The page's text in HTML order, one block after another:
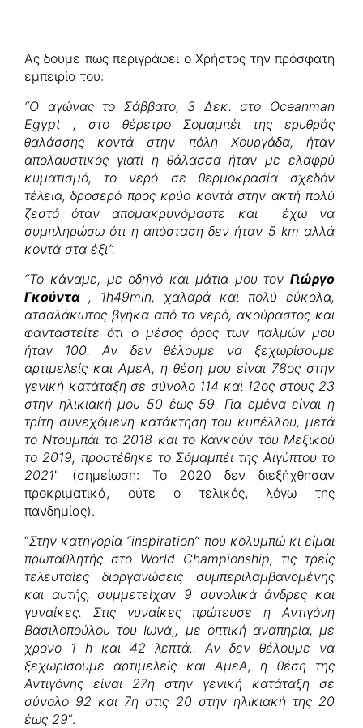
Ας δουμε πως περιγράφει ο Χρήστος την πρόσφατη
εμπειρία του:
“Ο αγώνας το Σάββατο, 3 Δεκ. στο Oceanman
Egypt , στο θέρετρο Σομαμπέι της ερυθράς
θαλάσσης κοντά στην πόλη Χουργάδα, ήταν
απολαυστικός γιατί η θάλασσα ήταν με ελαφρύ
κυματισμό, το νερό σε θερμοκρασία σχεδόν
τέλεια, δροσερό προς κρύο κοντά στην ακτή πολύ
ζεστό όταν απομακρυνόμαστε και έχω να
συμπληρώσω ότι η απόσταση δεν ήταν 5 km αλλά
κοντά στα έξι”.
“Το κάναμε, με οδηγό και μάτια μου τον Γιώργο
Γκούντα, 1h49min, χαλαρά και πολύ εύκολα,
ατσαλάκωτος βγήκα από το νερό, ακούραστος και
φανταστείτε ότι ο μέσος όρος των παλμών μου
ήταν 100. Αν δεν θέλουμε να ξεχωρίσουμε
αρτιμελείς και ΑμεΑ, η θέση μου είναι 78ος στην
γενική κατάταξη σε σύνολο 114 και 12ος στους 23
στην ηλικιακή μου 50 έως 59. Για εμένα είναι η
τρίτη συνεχόμενη κατάκτηση του κυπέλλου, μετά
το Ντουμπάι το 2018 και το Κανκούν του Μεξικού
το 2019, προστέθηκε το Σόμαμπέι της Αιγύπτου το
2021” (σημείωση: Το 2020 δεν διεξήχθησαν
προκριματικά, ούτε ο τελικός, λόγω της
πανδημίας).
“Στην κατηγορία “inspiration” που κολυμπώ κι είμαι
πρωταθλητής στο World Championship, τις τρείς
τελευταίες διοργανώσεις συμπεριλαμβανομένης
και αυτής, συμμετείχαν 9 συνολικά άνδρες και
γυναίκες. Στις γυναίκες πρώτευσε η Αντιγόνη
Βασιλοπούλου του Ιωνά,, με οπτική αναπηρία, με
χρονο 1 h και 42 λεπτά.. Αν δεν θέλουμε να
ξεχωρίσουμε αρτιμελείς και ΑμεΑ, η θέση της
Αντιγόνης είναι 27η στην γενική κατάταξη σε
σύνολο 92 και 7η στις 20 στην ηλικιακή της 20
έως 29“.